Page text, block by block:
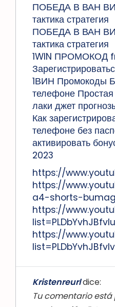
ПОБЕДА В ВАН
тактика стратегия
ПОБЕДА В ВАН
тактика стратегия
1WIN ПРОМОКОД
1ВИН Промокоды
телефоне Простая
лаки джет
Как
телефоне без
активировать
2023
https://
https://
a4-shorts-
https://
https://
Kristenreurldice:
Tu comentario